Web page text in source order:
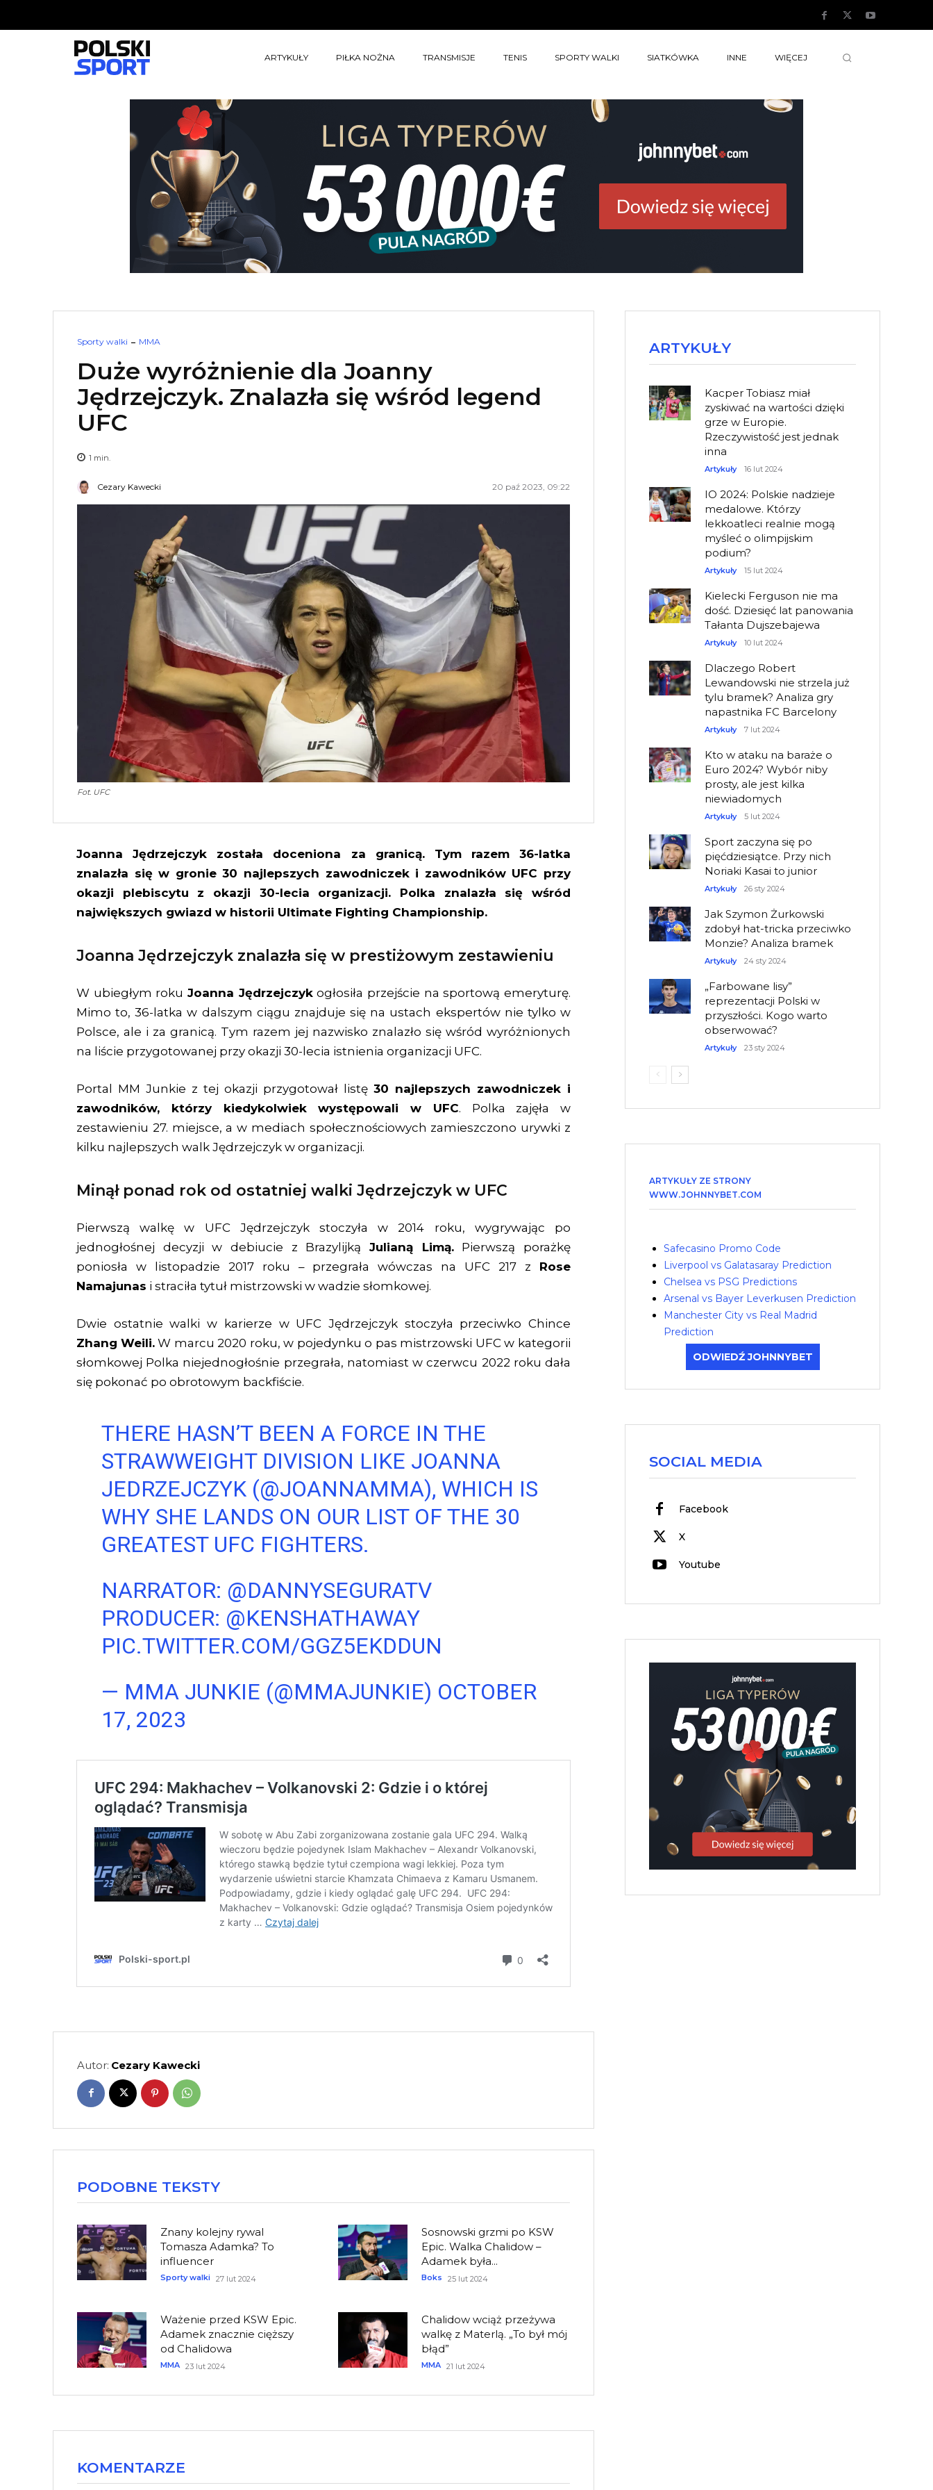
ARTYKUŁY PIŁKA NOŻNA TRANSMISJE TENIS SPORTY WALKI SIATKÓWKA INNE WIĘCEJ
Sporty walki MMA
Duże wyróżnienie dla Joanny
Jędrzejczyk. Znalazła się wśród legend
UFC
1 min.
Cezary Kawecki 20 paź 2023, 09:22
Fot. UFC
Joanna Jędrzejczyk została doceniona za granicą. Tym razem 36-latka
znalazła się w gronie 30 najlepszych zawodniczek i zawodników UFC przy
okazji plebiscytu z okazji 30-lecia organizacji. Polka znalazła się wśród
największych gwiazd w historii Ultimate Fighting Championship.
Joanna Jędrzejczyk znalazła się w prestiżowym zestawieniu
W ubiegłym roku Joanna Jędrzejczykogłosiła przejście na sportową emeryturę.
Mimo to, 36-latka w dalszym ciągu znajduje się na ustach ekspertów nie tylko w
Polsce, ale i za granicą. Tym razem jej nazwisko znalazło się wśród wyróżnionych
na liście przygotowanej przy okazji 30-lecia istnienia organizacji UFC.
Portal MM Junkie z tej okazji przygotował listę 30 najlepszych zawodniczek i
zawodników, którzy kiedykolwiek występowali w UFC. Polka zajęła w
zestawieniu 27. miejsce, a w mediach społecznościowych zamieszczono urywki z
kilku najlepszych walk Jędrzejczyk w organizacji.
Minął ponad rok od ostatniej walki Jędrzejczyk w UFC
Pierwszą walkę w UFC Jędrzejczyk stoczyła w 2014 roku, wygrywając po
jednogłośnej decyzji w debiucie z Brazylijką Julianą Limą.Pierwszą porażkę
poniosła w listopadzie 2017 roku – przegrała wówczas na UFC 217 z Rose
Namajunas i straciła tytuł mistrzowski w wadzie słomkowej.
Dwie ostatnie walki w karierze w UFC Jędrzejczyk stoczyła przeciwko Chince
Zhang Weili.W marcu 2020 roku, w pojedynku o pas mistrzowski UFC w kategorii
słomkowej Polka niejednogłośnie przegrała, natomiast w czerwcu 2022 roku dała
się pokonać po obrotowym backfiście.
THERE HASN’T BEEN A FORCE IN THE
STRAWWEIGHT DIVISION LIKE JOANNA
JEDRZEJCZYK (@JOANNAMMA), WHICH IS
WHY SHE LANDS ON OUR LIST OF THE 30
GREATEST UFC FIGHTERS.
NARRATOR: @DANNYSEGURATV
PRODUCER: @KENSHATHAWAY
PIC.TWITTER.COM/GGZ5EKDDUN
— MMA JUNKIE (@MMAJUNKIE) OCTOBER
17, 2023
Autor: Cezary Kawecki
PODOBNE TEKSTY
Znany kolejny rywal
Tomasza Adamka? To
influencer
Sporty walki 27 lut 2024
Sosnowski grzmi po KSW
Epic. Walka Chalidow –
Adamek była...
Boks 25 lut 2024
Ważenie przed KSW Epic.
Adamek znacznie cięższy
od Chalidowa
MMA 23 lut 2024
Chalidow wciąż przeżywa
walkę z Materlą. „To był mój
błąd”
MMA 21 lut 2024
KOMENTARZE
ARTYKUŁY
Kacper Tobiasz miał
zyskiwać na wartości dzięki
grze w Europie.
Rzeczywistość jest jednak
inna
Artykuły 16 lut 2024
IO 2024: Polskie nadzieje
medalowe. Którzy
lekkoatleci realnie mogą
myśleć o olimpijskim
podium?
Artykuły 15 lut 2024
Kielecki Ferguson nie ma
dość. Dziesięć lat panowania
Tałanta Dujszebajewa
Artykuły 10 lut 2024
Dlaczego Robert
Lewandowski nie strzela już
tylu bramek? Analiza gry
napastnika FC Barcelony
Artykuły 7 lut 2024
Kto w ataku na baraże o
Euro 2024? Wybór niby
prosty, ale jest kilka
niewiadomych
Artykuły 5 lut 2024
Sport zaczyna się po
pięćdziesiątce. Przy nich
Noriaki Kasai to junior
Artykuły 26 sty 2024
Jak Szymon Żurkowski
zdobył hat-tricka przeciwko
Monzie? Analiza bramek
Artykuły 24 sty 2024
„Farbowane lisy”
reprezentacji Polski w
przyszłości. Kogo warto
obserwować?
Artykuły 23 sty 2024
ARTYKUŁY ZE STRONY
WWW.JOHNNYBET.COM
Safecasino Promo Code
Liverpool vs Galatasaray Prediction
Chelsea vs PSG Predictions
Arsenal vs Bayer Leverkusen Prediction
Manchester City vs Real Madrid
Prediction
ODWIEDŹ JOHNNYBET
SOCIAL MEDIA
Facebook
X
Youtube